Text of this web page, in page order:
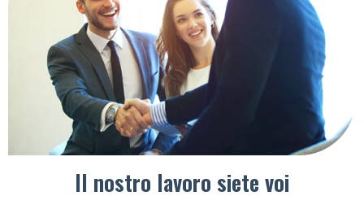
Il nostro lavoro siete voi